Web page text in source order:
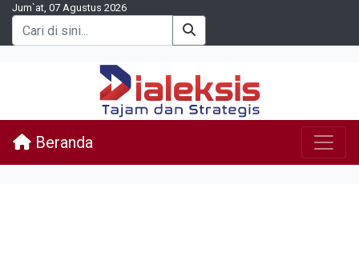
Jum`at, 07 Agustus 2026
Beranda